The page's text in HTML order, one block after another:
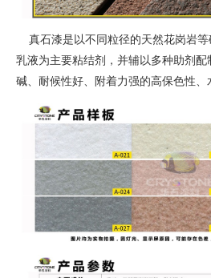
真石漆是以不同粒径的天然花岗岩等
乳液为主要粘结剂，并辅以多种助剂
碱、耐候性好、附着力强的高保色性、